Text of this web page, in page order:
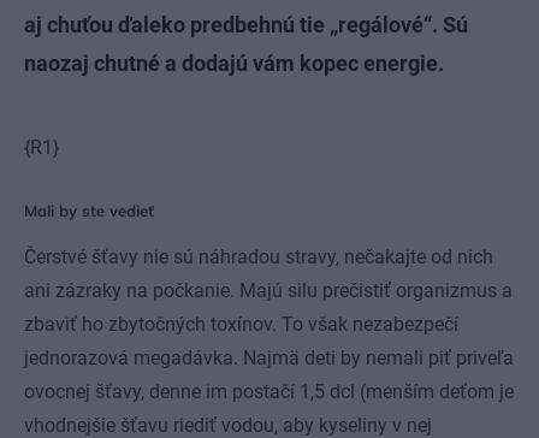
aj chuťou ďaleko predbehnú tie „regálové“. Sú
naozaj chutné a dodajú vám kopec energie.
{R1}
Mali by ste vedieť
Čerstvé šťavy nie sú náhradou stravy, nečakajte od nich
ani zázraky na počkanie. Majú silu prečistiť organizmus a
zbaviť ho zbytočných toxínov. To však nezabezpečí
jednorazová megadávka. Najmä deti by nemali piť priveľa
ovocnej šťavy, denne im postačí 1,5 dcl (menším deťom je
vhodnejšie šťavu riediť vodou, aby kyseliny v nej